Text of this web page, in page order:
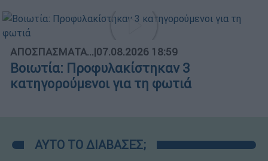
ΑΠΟΣΠΑΣΜΑΤΑ...|07.08.2026 18:59
Βοιωτία: Προφυλακίστηκαν 3
κατηγορούμενοι για τη φωτιά
ΑΥΤΟ ΤΟ ΔΙΑΒΑΣΕΣ;